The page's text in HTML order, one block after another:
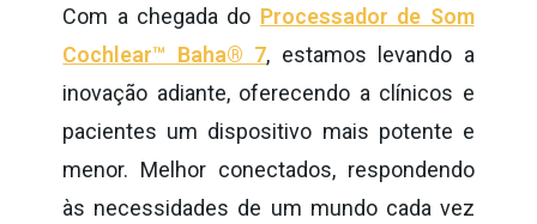
Com a chegada do Processador de Som
Cochlear™ Baha® 7, estamos levando a
inovação adiante, oferecendo a clínicos e
pacientes um dispositivo mais potente e
menor. Melhor conectados, respondendo
às necessidades de um mundo cada vez